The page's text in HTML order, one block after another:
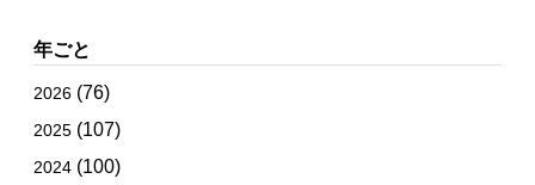
年ごと
2026 (76)
2025 (107)
2024 (100)